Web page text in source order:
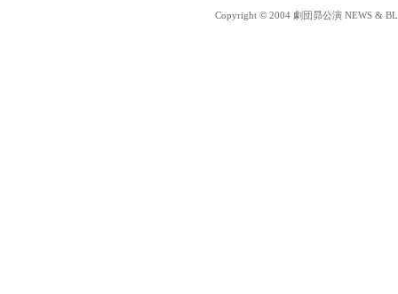
Copyright © 2004 劇団昴公演 NEWS &